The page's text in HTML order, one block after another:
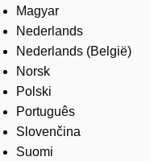
Magyar
Nederlands
Nederlands (België)
Norsk
Polski
Português
Slovenčina
Suomi